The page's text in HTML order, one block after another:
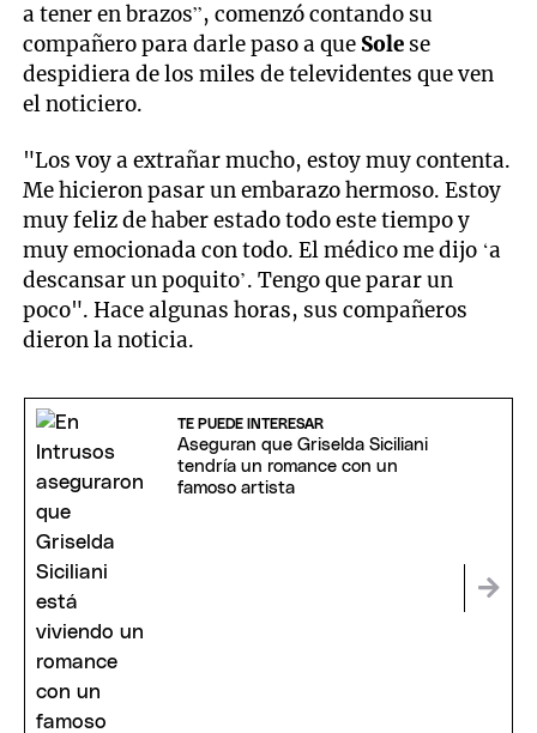
a tener en brazos”, comenzó contando su
compañero para darle paso a que Sole se
despidiera de los miles de televidentes que ven
el noticiero.
"Los voy a extrañar mucho, estoy muy contenta.
Me hicieron pasar un embarazo hermoso. Estoy
muy feliz de haber estado todo este tiempo y
muy emocionada con todo. El médico me dijo ‘a
descansar un poquito’. Tengo que parar un
poco". Hace algunas horas, sus compañeros
dieron la noticia.
TE PUEDE INTERESAR
Aseguran que Griselda Siciliani
tendría un romance con un
famoso artista